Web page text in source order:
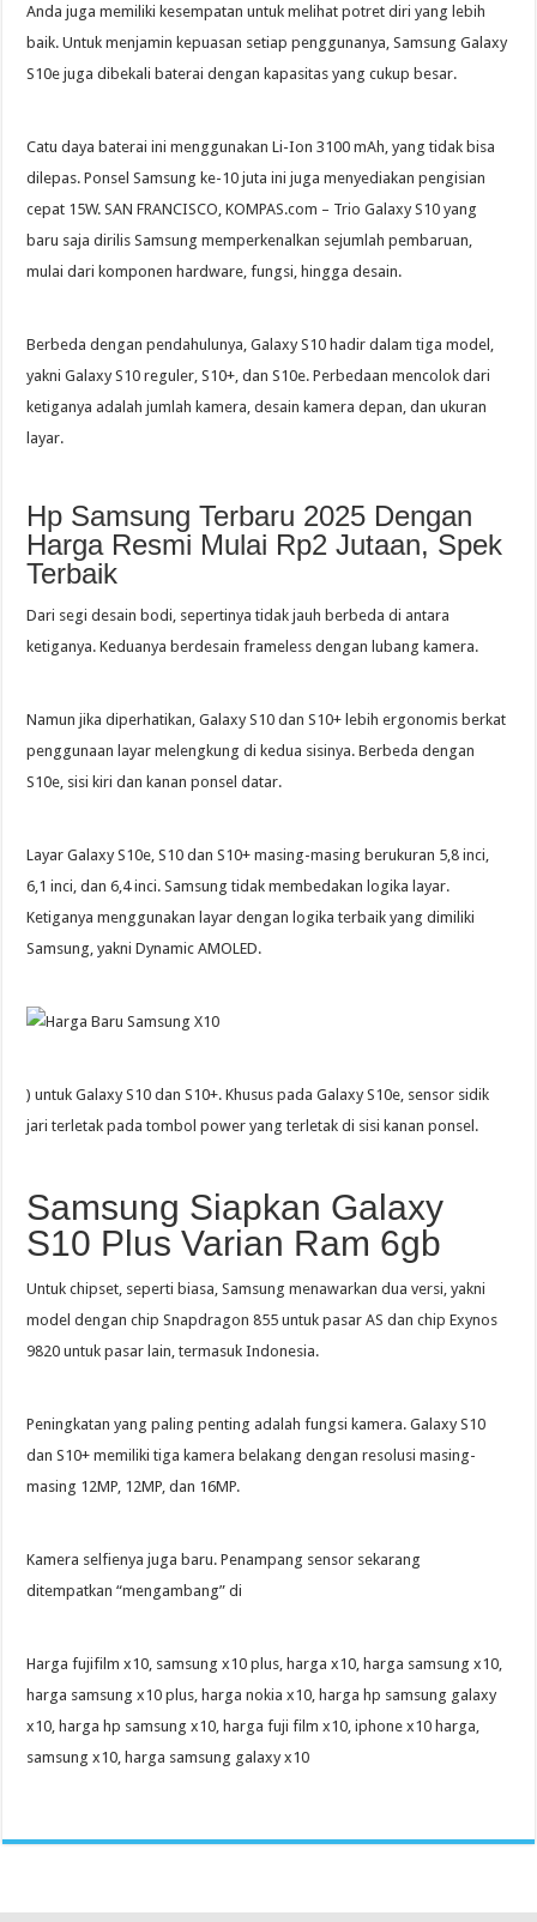
Anda juga memiliki kesempatan untuk melihat potret diri yang lebih
baik. Untuk menjamin kepuasan setiap penggunanya, Samsung Galaxy
S10e juga dibekali baterai dengan kapasitas yang cukup besar.
Catu daya baterai ini menggunakan Li-Ion 3100 mAh, yang tidak bisa
dilepas. Ponsel Samsung ke-10 juta ini juga menyediakan pengisian
cepat 15W. SAN FRANCISCO, KOMPAS.com – Trio Galaxy S10 yang
baru saja dirilis Samsung memperkenalkan sejumlah pembaruan,
mulai dari komponen hardware, fungsi, hingga desain.
Berbeda dengan pendahulunya, Galaxy S10 hadir dalam tiga model,
yakni Galaxy S10 reguler, S10+, dan S10e. Perbedaan mencolok dari
ketiganya adalah jumlah kamera, desain kamera depan, dan ukuran
layar.
Hp Samsung Terbaru 2025 Dengan
Harga Resmi Mulai Rp2 Jutaan, Spek
Terbaik
Dari segi desain bodi, sepertinya tidak jauh berbeda di antara
ketiganya. Keduanya berdesain frameless dengan lubang kamera.
Namun jika diperhatikan, Galaxy S10 dan S10+ lebih ergonomis berkat
penggunaan layar melengkung di kedua sisinya. Berbeda dengan
S10e, sisi kiri dan kanan ponsel datar.
Layar Galaxy S10e, S10 dan S10+ masing-masing berukuran 5,8 inci,
6,1 inci, dan 6,4 inci. Samsung tidak membedakan logika layar.
Ketiganya menggunakan layar dengan logika terbaik yang dimiliki
Samsung, yakni Dynamic AMOLED.
) untuk Galaxy S10 dan S10+. Khusus pada Galaxy S10e, sensor sidik
jari terletak pada tombol power yang terletak di sisi kanan ponsel.
Samsung Siapkan Galaxy
S10 Plus Varian Ram 6gb
Untuk chipset, seperti biasa, Samsung menawarkan dua versi, yakni
model dengan chip Snapdragon 855 untuk pasar AS dan chip Exynos
9820 untuk pasar lain, termasuk Indonesia.
Peningkatan yang paling penting adalah fungsi kamera. Galaxy S10
dan S10+ memiliki tiga kamera belakang dengan resolusi masing-
masing 12MP, 12MP, dan 16MP.
Kamera selfienya juga baru. Penampang sensor sekarang
ditempatkan “mengambang” di
Harga fujifilm x10, samsung x10 plus, harga x10, harga samsung x10,
harga samsung x10 plus, harga nokia x10, harga hp samsung galaxy
x10, harga hp samsung x10, harga fuji film x10, iphone x10 harga,
samsung x10, harga samsung galaxy x10